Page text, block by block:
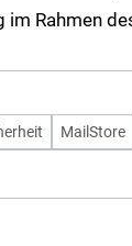
Rahmen
MailStore